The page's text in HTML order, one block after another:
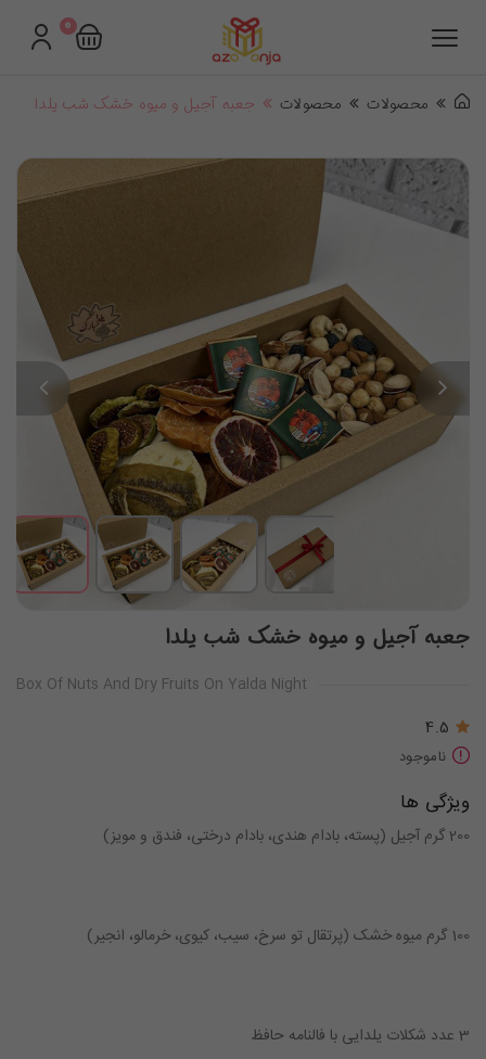
0
محصولات محصولات جعبه آجیل و میوه خشک شب یلدا
جعبه آجیل و میوه خشک شب یلدا
Box Of Nuts And Dry Fruits On Yalda Night
4.5
ناموجود
ویژگی ها
200 گرم آجیل (پسته، بادام هندی، بادام درختی، فندق و مویز)
100 گرم میوه خشک (پرتقال تو سرخ، سیب، کیوی، خرمالو، انجیر)
3 عدد شکلات یلدایی با فالنامه حافظ